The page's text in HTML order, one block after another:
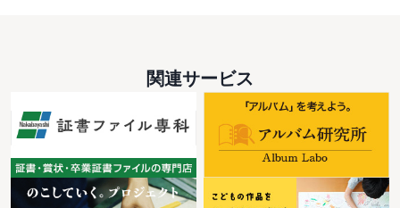
関連サービス